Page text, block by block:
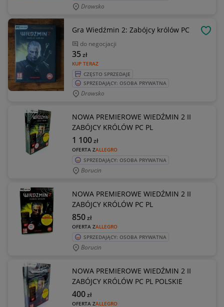
Drawsko
Gra Wiedźmin 2: Zabójcy królów PC
do negocjacji
KUP TERAZ
35zł
CZĘSTO SPRZEDAJE
SPRZEDAJĄCY: OSOBA PRYWATNA
Drawsko
NOWA PREMIEROWE WIEDŹMIN 2 II
ZABÓJCY KRÓLÓW PC PL
OFERTA ZALLEGRO
1 100zł
SPRZEDAJĄCY: OSOBA PRYWATNA
Borucin
NOWA PREMIEROWE WIEDŹMIN 2 II
ZABÓJCY KRÓLÓW PC PL
OFERTA ZALLEGRO
850zł
SPRZEDAJĄCY: OSOBA PRYWATNA
Borucin
NOWA PREMIEROWE WIEDŹMIN 2 II
ZABÓJCY KRÓLÓW PC PL POLSKIE
OFERTA ZALLEGRO
400zł